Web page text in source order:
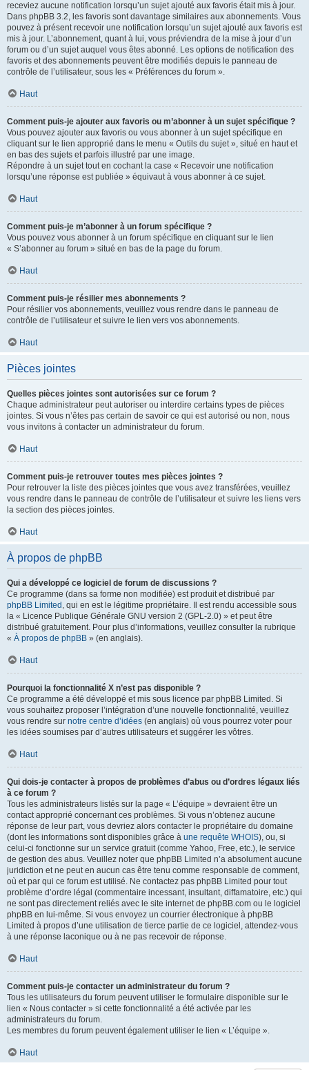
receviez aucune notification lorsqu’un sujet ajouté aux favoris était mis à jour.
Dans phpBB 3.2, les favoris sont davantage similaires aux abonnements. Vous
pouvez à présent recevoir une notification lorsqu’un sujet ajouté aux favoris est
mis à jour. L’abonnement, quant à lui, vous préviendra de la mise à jour d’un
forum ou d’un sujet auquel vous êtes abonné. Les options de notification des
favoris et des abonnements peuvent être modifiés depuis le panneau de
contrôle de l’utilisateur, sous les « Préférences du forum ».
Haut
Comment puis-je ajouter aux favoris ou m’abonner à un sujet spécifique ?
Vous pouvez ajouter aux favoris ou vous abonner à un sujet spécifique en
cliquant sur le lien approprié dans le menu « Outils du sujet », situé en haut et
en bas des sujets et parfois illustré par une image.
Répondre à un sujet tout en cochant la case « Recevoir une notification
lorsqu’une réponse est publiée » équivaut à vous abonner à ce sujet.
Haut
Comment puis-je m’abonner à un forum spécifique ?
Vous pouvez vous abonner à un forum spécifique en cliquant sur le lien
« S’abonner au forum » situé en bas de la page du forum.
Haut
Comment puis-je résilier mes abonnements ?
Pour résilier vos abonnements, veuillez vous rendre dans le panneau de
contrôle de l’utilisateur et suivre le lien vers vos abonnements.
Haut
Pièces jointes
Quelles pièces jointes sont autorisées sur ce forum ?
Chaque administrateur peut autoriser ou interdire certains types de pièces
jointes. Si vous n’êtes pas certain de savoir ce qui est autorisé ou non, nous
vous invitons à contacter un administrateur du forum.
Haut
Comment puis-je retrouver toutes mes pièces jointes ?
Pour retrouver la liste des pièces jointes que vous avez transférées, veuillez
vous rendre dans le panneau de contrôle de l’utilisateur et suivre les liens vers
la section des pièces jointes.
Haut
À propos de phpBB
Qui a développé ce logiciel de forum de discussions ?
Ce programme (dans sa forme non modifiée) est produit et distribué par
phpBB Limited , qui en est le légitime propriétaire. Il est rendu accessible sous
la « Licence Publique Générale GNU version 2 (GPL-2.0) » et peut être
distribué gratuitement. Pour plus d’informations, veuillez consulter la rubrique
« À propos de phpBB » (en anglais).
Haut
Pourquoi la fonctionnalité X n’est pas disponible ?
Ce programme a été développé et mis sous licence par phpBB Limited. Si
vous souhaitez proposer l’intégration d’une nouvelle fonctionnalité, veuillez
vous rendre sur notre centre d’idées (en anglais) où vous pourrez voter pour
les idées soumises par d’autres utilisateurs et suggérer les vôtres.
Haut
Qui dois-je contacter à propos de problèmes d’abus ou d’ordres légaux liés
à ce forum ?
Tous les administrateurs listés sur la page « L’équipe » devraient être un
contact approprié concernant ces problèmes. Si vous n’obtenez aucune
réponse de leur part, vous devriez alors contacter le propriétaire du domaine
(dont les informations sont disponibles grâce à une requête WHOIS), ou, si
celui-ci fonctionne sur un service gratuit (comme Yahoo, Free, etc.), le service
de gestion des abus. Veuillez noter que phpBB Limited n’a absolument aucune
juridiction et ne peut en aucun cas être tenu comme responsable de comment,
où et par qui ce forum est utilisé. Ne contactez pas phpBB Limited pour tout
problème d’ordre légal (commentaire incessant, insultant, diffamatoire, etc.) qui
ne sont pas directement reliés avec le site internet de phpBB.com ou le logiciel
phpBB en lui-même. Si vous envoyez un courrier électronique à phpBB
Limited à propos d’une utilisation de tierce partie de ce logiciel, attendez-vous
à une réponse laconique ou à ne pas recevoir de réponse.
Haut
Comment puis-je contacter un administrateur du forum ?
Tous les utilisateurs du forum peuvent utiliser le formulaire disponible sur le
lien « Nous contacter » si cette fonctionnalité a été activée par les
administrateurs du forum.
Les membres du forum peuvent également utiliser le lien « L’équipe ».
Haut